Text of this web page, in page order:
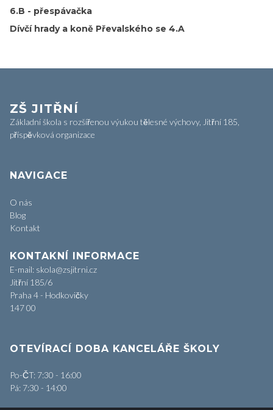
6.B - přespávačka
Dívčí hrady a koně Převalského se 4.A
ZŠ JITŘNÍ
Základní škola s rozšířenou výukou tělesné výchovy, Jitřní 185,
příspěvková organizace
NAVIGACE
O nás
Blog
Kontakt
KONTAKNÍ INFORMACE
E-mail: skola@zsjitrni.cz
Jitřní 185/6
Praha 4 - Hodkovičky
147 00
OTEVÍRACÍ DOBA KANCELÁŘE ŠKOLY
Po-ČT: 7:30 - 16:00
Pá: 7:30 - 14:00